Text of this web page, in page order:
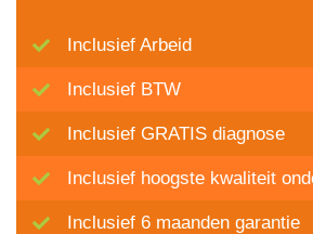
Inclusief Arbeid
Inclusief BTW
Inclusief GRATIS diagnose
Inclusief hoogste kwaliteit
Inclusief 6 maanden garantie